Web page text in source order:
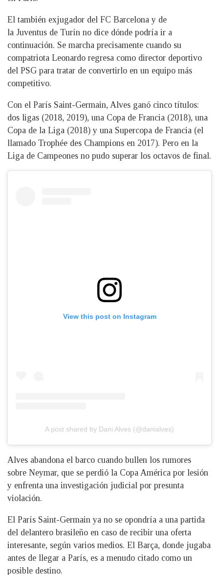
El también exjugador del FC Barcelona y de
la Juventus de Turín no dice dónde podría ir a
continuación. Se marcha precisamente cuando su
compatriota Leonardo regresa como director deportivo
del PSG para tratar de convertirlo en un equipo más
competitivo.
Con el París Saint-Germain, Alves ganó cinco títulos:
dos ligas (2018, 2019), una Copa de Francia (2018), una
Copa de la Liga (2018) y una Supercopa de Francia (el
llamado Trophée des Champions en 2017). Pero en la
Liga de Campeones no pudo superar los octavos de final.
View this post on Instagram
A post shared by Dani Alves (@danialves)
Alves abandona el barco cuando bullen los rumores
sobre Neymar, que se perdió la Copa América por lesión
y enfrenta una investigación judicial por presunta
violación.
El París Saint-Germain ya no se opondría a una partida
del delantero brasileño en caso de recibir una oferta
interesante, según varios medios. El Barça, donde jugaba
antes de llegar a París, es a menudo citado como un
posible destino.